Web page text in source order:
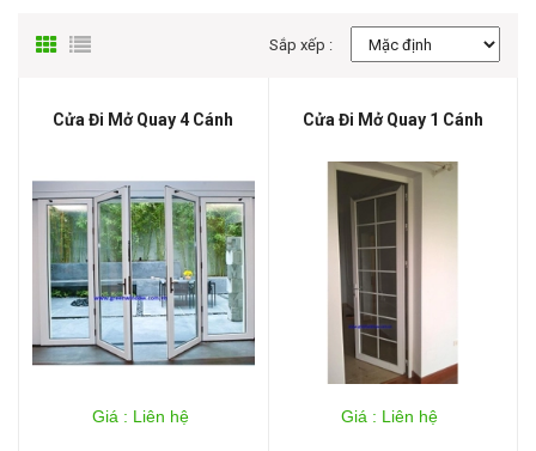
Sắp xếp :
Cửa Đi Mở Quay 4 Cánh
Giá : Liên hệ
Cửa Đi Mở Quay 1 Cánh
Giá : Liên hệ